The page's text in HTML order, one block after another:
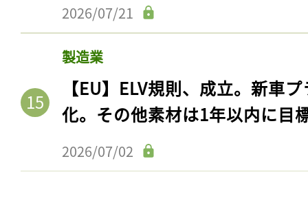
2026/07/21
製造業
【EU】ELV規則、成立。新車
化。その他素材は1年以内に目
2026/07/02